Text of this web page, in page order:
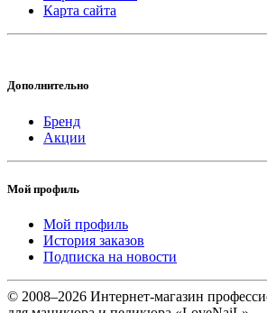
Карта сайта
Дополнительно
Бренд
Акции
Мой профиль
Мой профиль
История заказов
Подписка на новости
© 2008–2026 Интернет-магазин